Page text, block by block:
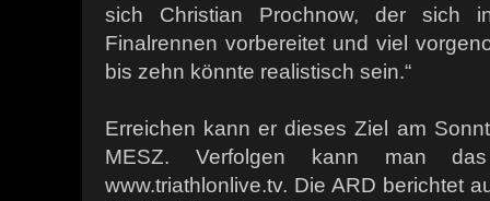
sich Christian Prochnow, der sich
Finalrennen vorbereitet und viel
bis zehn könnte realistisch sein.“
Erreichen kann er dieses Ziel am
MESZ. Verfolgen kann man
www.triathlonlive.tv. Die ARD berichtet